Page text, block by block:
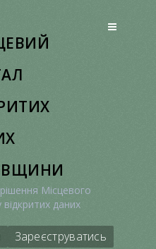
Місцевого
даних
Зареєструватись